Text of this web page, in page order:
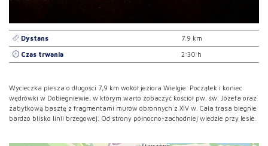
Dystans 7.9 km
Czas trwania 2:30 h
Wycieczka piesza o długości 7,9 km wokół jeziora Wielgie. Początek i koniec
wędrówki w Dobiegniewie, w którym warto zobaczyć kościół pw. św. Józefa oraz
zabytkową basztę z fragmentami murów obronnych z XIV w. Cała trasa biegnie
bardzo blisko linii brzegowej. Od strony północno-zachodniej wiedzie przy lesie.